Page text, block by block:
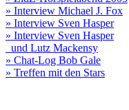
» Interview Michael J. Fox
» Interview Sven Hasper
» Interview Sven Hasper
und Lutz Mackensy
» Chat-Log Bob Gale
» Treffen mit den Stars